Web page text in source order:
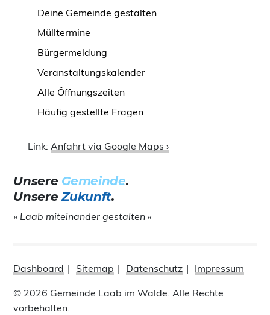
Deine Gemeinde gestalten
Mülltermine
Bürgermeldung
Veranstaltungskalender
Alle Öffnungszeiten
Häufig gestellte Fragen
Link:Anfahrt via Google Maps ›
Unsere Gemeinde.
UnsereZukunft.
» Laab miteinander gestalten «
Dashboard Sitemap Datenschutz Impressum
© 2026 Gemeinde Laab im Walde. Alle Rechte
vorbehalten.